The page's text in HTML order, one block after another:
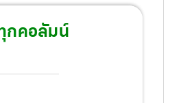
โอกาสทางการตลาด แบ่งปัน
ห้นักศึกษาเกิดการเรียนรู้
กจากสถาบันอุดมศึกษา
กคอลัมน์